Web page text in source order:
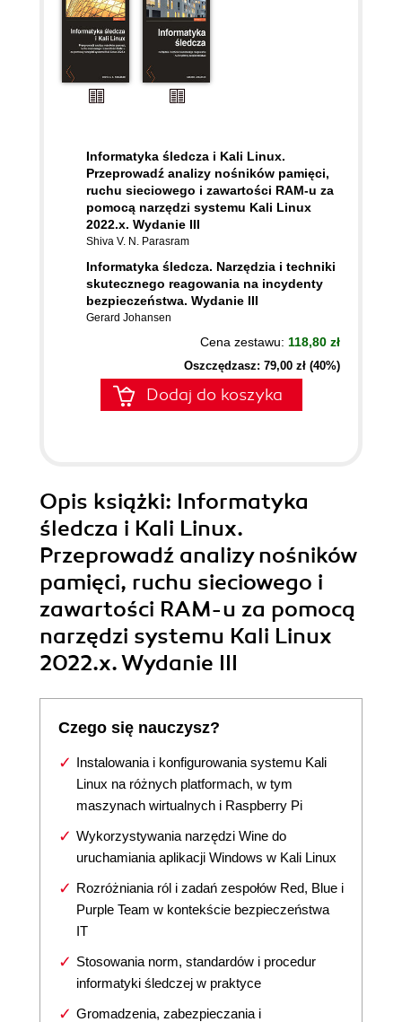
Informatyka śledcza i Kali Linux.
Przeprowadź analizy nośników pamięci,
ruchu sieciowego i zawartości RAM-u za
pomocą narzędzi systemu Kali Linux
2022.x. Wydanie III
Shiva V. N. Parasram
Informatyka śledcza. Narzędzia i techniki
skutecznego reagowania na incydenty
bezpieczeństwa. Wydanie III
Gerard Johansen
Cena zestawu: 118,80 zł
Oszczędzasz: 79,00 zł (40%)
Dodaj do koszyka
Opis książki: Informatyka
śledcza i Kali Linux.
Przeprowadź analizy nośników
pamięci, ruchu sieciowego i
zawartości RAM-u za pomocą
narzędzi systemu Kali Linux
2022.x. Wydanie III
Czego się nauczysz?
Instalowania i konfigurowania systemu Kali
Linux na różnych platformach, w tym
maszynach wirtualnych i Raspberry Pi
Wykorzystywania narzędzi Wine do
uruchamiania aplikacji Windows w Kali Linux
Rozróżniania ról i zadań zespołów Red, Blue i
Purple Team w kontekście bezpieczeństwa
IT
Stosowania norm, standardów i procedur
informatyki śledczej w praktyce
Gromadzenia, zabezpieczania i